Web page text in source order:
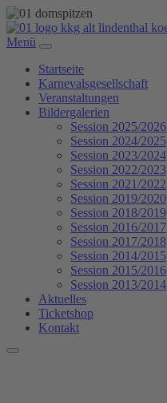
Menü
Startseite
Karnevalsgesellschaft
Veranstaltungen
Bildergalerien
Session 2025/2026
Session 2024/2025
Session 2023/2024
Session 2022/2023
Session 2021/2022
Session 2019/2020
Session 2018/2019
Session 2016/2017
Session 2017/2018
Session 2014/2015
Session 2015/2016
Session 2013/2014
Aktuelles
Ticketshop
Kontakt